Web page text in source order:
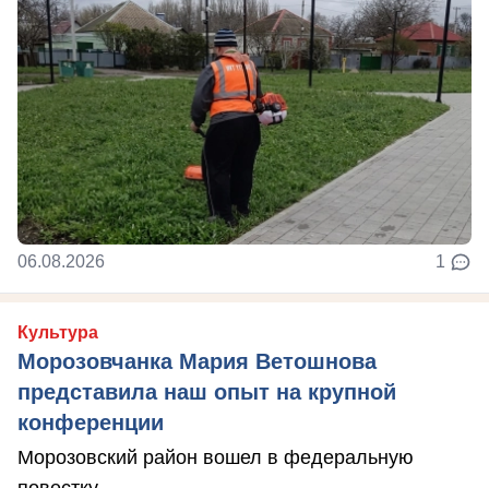
06.08.2026 1
Культура
Морозовчанка Мария Ветошнова
представила наш опыт на крупной
конференции
Морозовский район вошел в федеральную